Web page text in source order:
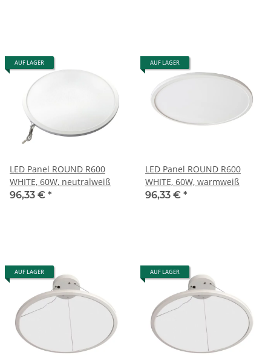
AUF LAGER
LED Panel ROUND R600
WHITE, 60W, neutralweiß
96,33 € *
AUF LAGER
LED Panel ROUND R600
WHITE, 60W, warmweiß
96,33 € *
AUF LAGER AUF LAGER